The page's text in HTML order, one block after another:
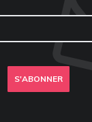
S'ABONNER